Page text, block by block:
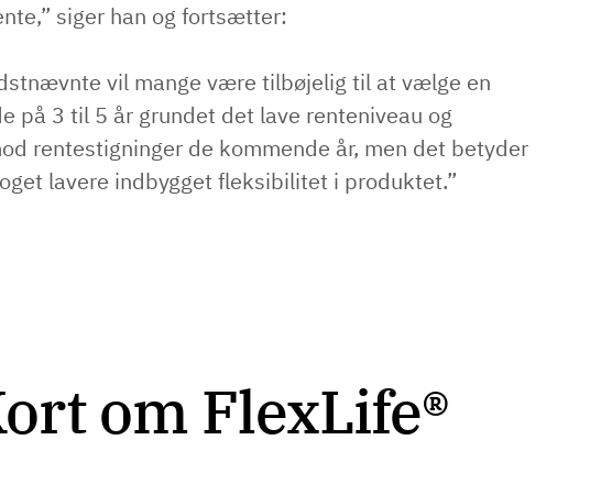
siger han og fortsætter:
vil mange være tilbøjelig til at vælge en
på 3 til 5 år grundet det lave renteniveau og
rentestigninger de kommende år, men det betyder
lavere indbygget fleksibilitet i produktet.”
om FlexLife®